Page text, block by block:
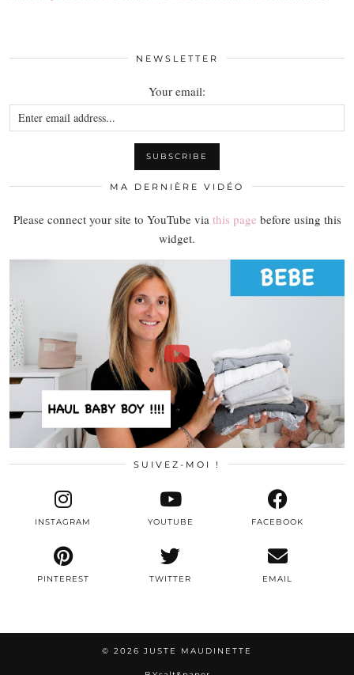
NEWSLETTER
Your email:
MA DERNIÈRE VIDÉO
Please connect your site to YouTube via this page before using this
widget.
SUIVEZ-MOI !
TWITTER
INSTAGRAM FACEBOOK
PINTEREST
YOUTUBE
EMAIL
© 2026 JUSTE MAUDINETTE